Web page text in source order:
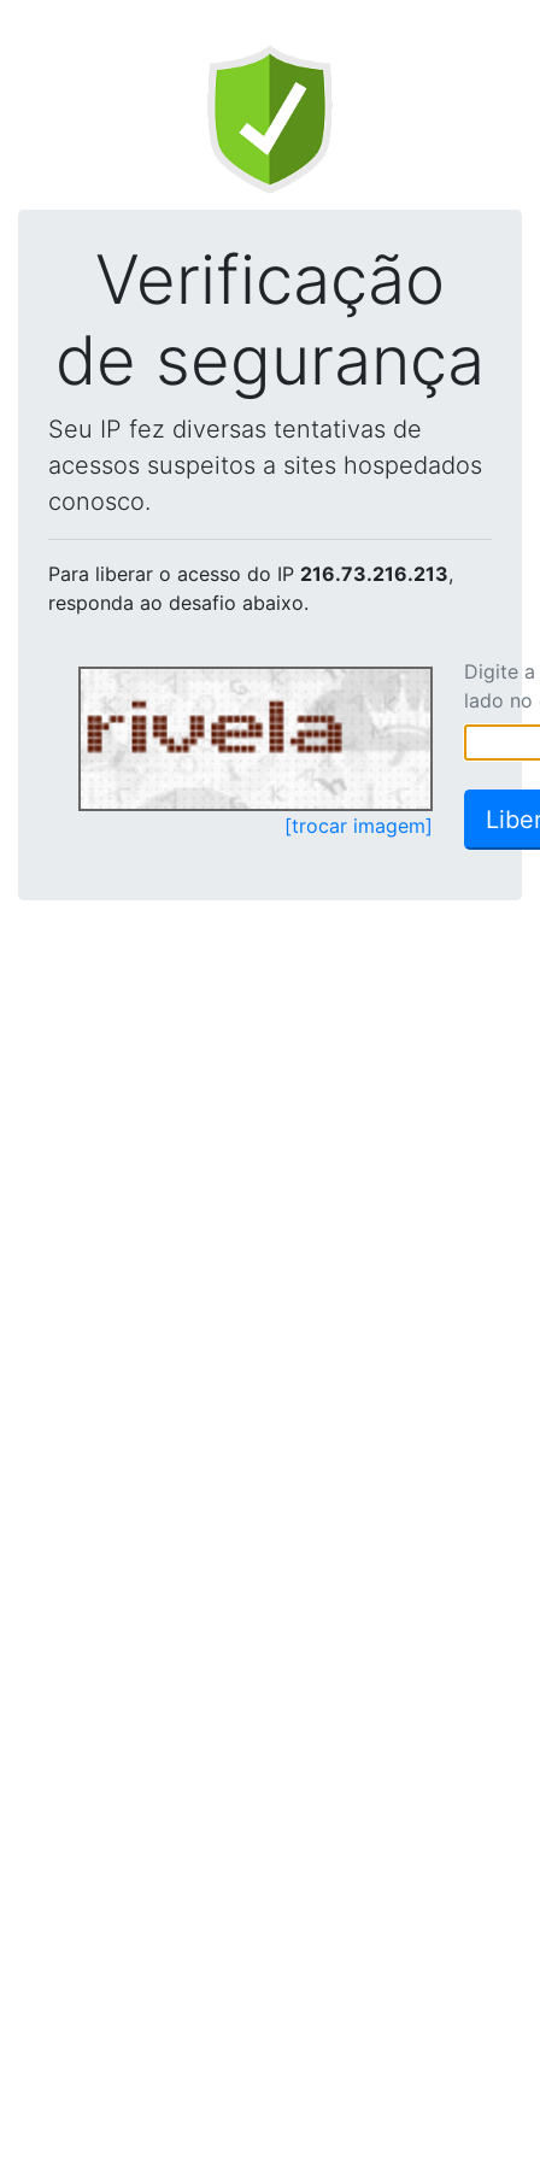
Verificação
de segurança
Seu IP fez diversas tentativas de
acessos suspeitos a sites hospedados
conosco.
Para liberar o acesso do IP 216.73.216.213,
responda ao desafio abaixo.
[trocar imagem]
Digite
lado no